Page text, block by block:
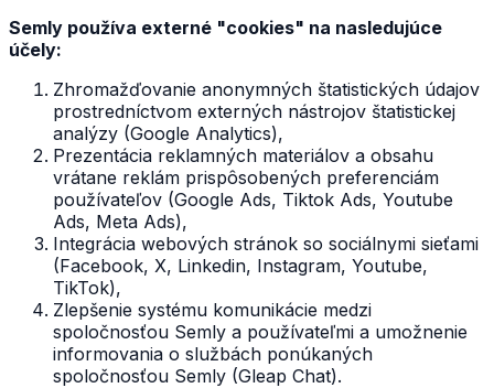
Semly používa externé "cookies" na nasledujúce
účely:
Zhromažďovanie anonymných štatistických údajov
prostredníctvom externých nástrojov štatistickej
analýzy (Google Analytics),
Prezentácia reklamných materiálov a obsahu
vrátane reklám prispôsobených preferenciám
používateľov (Google Ads, Tiktok Ads, Youtube
Ads, Meta Ads),
Integrácia webových stránok so sociálnymi sieťami
(Facebook, X, Linkedin, Instagram, Youtube,
TikTok),
Zlepšenie systému komunikácie medzi
spoločnosťou Semly a používateľmi a umožnenie
informovania o službách ponúkaných
spoločnosťou Semly (Gleap Chat).